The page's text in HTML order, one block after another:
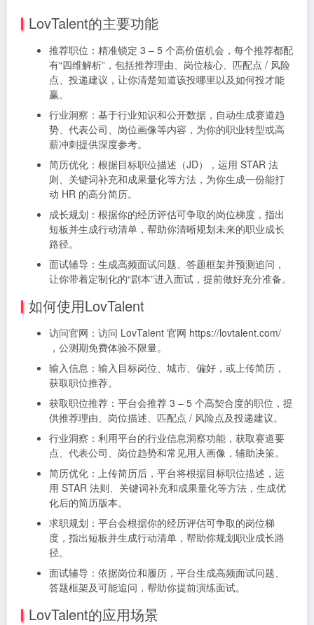
LovTalent的主要功能
推荐职位：精准锁定 3 – 5 个高价值机会，每个推荐都配
有“四维解析”，包括推荐理由、岗位核心、匹配点 / 风险
点、投递建议，让你清楚知道该投哪里以及如何投才能
赢。
行业洞察：基于行业知识和公开数据，自动生成赛道趋
势、代表公司、岗位画像等内容，为你的职业转型或高
薪冲刺提供深度参考。
简历优化：根据目标职位描述（JD），运用 STAR 法
则、关键词补充和成果量化等方法，为你生成一份能打
动 HR 的高分简历。
成长规划：根据你的经历评估可争取的岗位梯度，指出
短板并生成行动清单，帮助你清晰规划未来的职业成长
路径。
面试辅导：生成高频面试问题、答题框架并预测追问，
让你带着定制化的“剧本”进入面试，提前做好充分准备。
如何使用LovTalent
访问官网：访问 LovTalent 官网 https://lovtalent.com/
，公测期免费体验不限量。
输入信息：输入目标岗位、城市、偏好，或上传简历，
获取职位推荐。
获取职位推荐：平台会推荐 3 – 5 个高契合度的职位，提
供推荐理由、岗位描述、匹配点 / 风险点及投递建议。
行业洞察：利用平台的行业信息洞察功能，获取赛道要
点、代表公司、岗位趋势和常见用人画像，辅助决策。
简历优化：上传简历后，平台将根据目标职位描述，运
用 STAR 法则、关键词补充和成果量化等方法，生成优
化后的简历版本。
求职规划：平台会根据你的经历评估可争取的岗位梯
度，指出短板并生成行动清单，帮助你规划职业成长路
径。
面试辅导：依据岗位和履历，平台生成高频面试问题、
答题框架及可能追问，帮助你提前演练面试。
LovTalent的应用场景